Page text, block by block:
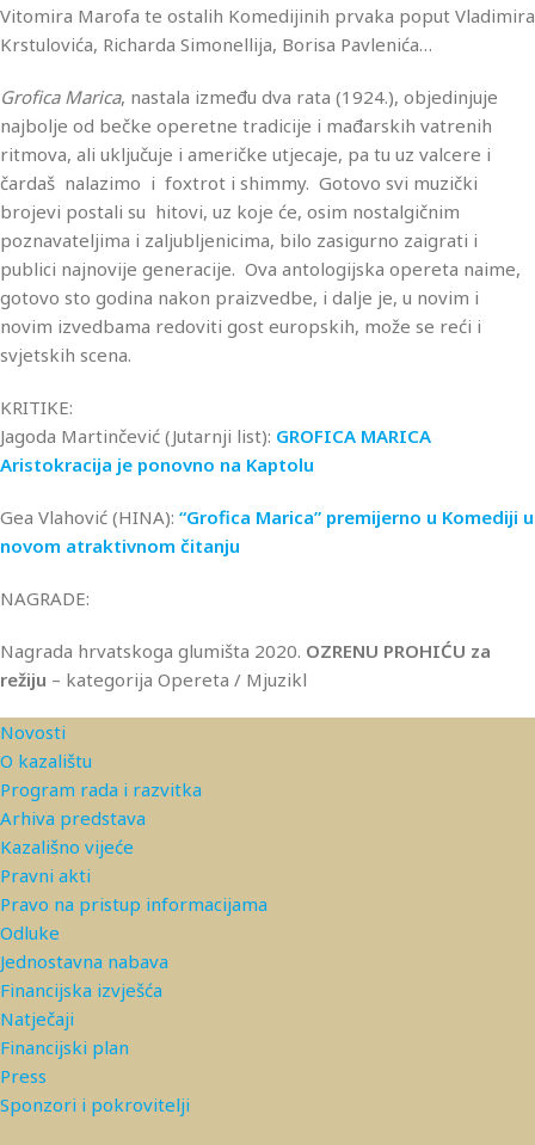
Vitomira Marofa te ostalih Komedijinih prvaka poput Vladimira
Krstulovića, Richarda Simonellija, Borisa Pavlenića…
Grofica Marica, nastala između dva rata (1924.), objedinjuje
najbolje od bečke operetne tradicije i mađarskih vatrenih
ritmova, ali uključuje i američke utjecaje, pa tu uz valcere i
čardaš nalazimo i foxtrot i shimmy. Gotovo svi muzički
brojevi postali su hitovi, uz koje će, osim nostalgičnim
poznavateljima i zaljubljenicima, bilo zasigurno zaigrati i
publici najnovije generacije. Ova antologijska opereta naime,
gotovo sto godina nakon praizvedbe, i dalje je, u novim i
novim izvedbama redoviti gost europskih, može se reći i
svjetskih scena.
KRITIKE:
Jagoda Martinčević (Jutarnji list): GROFICA MARICA
Aristokracija je ponovno na Kaptolu
Gea Vlahović (HINA): “Grofica Marica” premijerno u Komediji u
novom atraktivnom čitanju
NAGRADE:
Nagrada hrvatskoga glumišta 2020. OZRENU PROHIĆU za
režiju – kategorija Opereta / Mjuzikl
Novosti
O kazalištu
Program rada i razvitka
Arhiva predstava
Kazališno vijeće
Pravni akti
Pravo na pristup informacijama
Odluke
Jednostavna nabava
Financijska izvješća
Natječaji
Financijski plan
Press
Sponzori i pokrovitelji